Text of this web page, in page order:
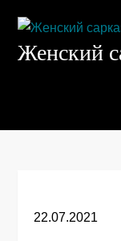
содержимому
Женский
22.07.2021